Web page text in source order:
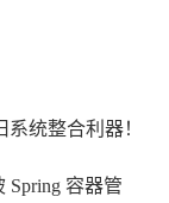
统整合利器！
Spring 容器管